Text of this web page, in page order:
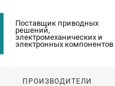
Поставщик приводных
решений,
электромеханических и
электронных компонентов
ПРОИЗВОДИТЕЛИ